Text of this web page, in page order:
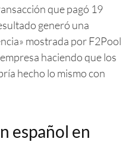
que pagó 19
generó una
mostrada por F2Pool
haciendo que los
hecho lo mismo con
español en